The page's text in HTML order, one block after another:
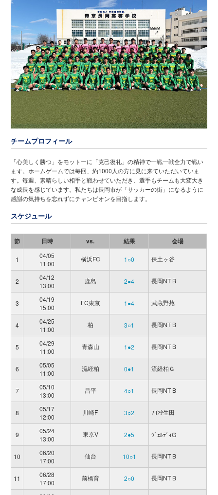
チームプロフィール
「心美しく勝つ」をモットーに「克己復礼」の精神で一戦一戦全力で戦い
ます。ホームゲームでは毎回、約1000人の方に見に来ていただいていま
す。毎週、素晴らしい相手と戦わせていただき、選手もチームも大変大き
な成長を感じています。私たちは長岡市が「サッカーの街」になるように
感謝の気持ちを忘れずにチャンピオンを目指します。
スケジュール
節 日時 vs. 結果 会場
1
04/05
11:00
横浜FC 1○0 保土ヶ谷
2
04/12
13:00
鹿島 2●4 長岡NT B
3
04/19
15:00
FC東京 1●4 武蔵野苑
4
04/25
11:00
柏 3○1 長岡NT B
5
04/29
11:00
青森山 1●2 長岡NT B
6
05/05
11:00
流経柏 0●1 流経柏Ｇ
7
05/10
13:00
昌平 4○1 長岡NT B
8
05/17
12:00
川崎F 3○2 ﾌﾛﾝﾀ生田
9
05/24
13:00
東京V 2●5 ｳﾞｪﾙﾃﾞｨG
10
06/20
17:00
仙台 10○1 長岡NT B
11
06/28
17:00
前橋育 2○0 長岡NT B